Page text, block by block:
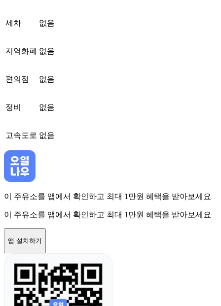
세차 없음
지역화폐 없음
편의점 없음
정비 없음
고속도로 없음
이 주유소를 앱에서 확인하고 최대 1만원 혜택을 받아보세요
이 주유소를 앱에서 확인하고 최대 1만원 혜택을 받아보세요
앱 설치하기